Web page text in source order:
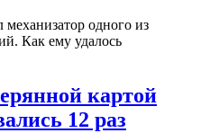
одного из
Как ему удалось
картой
12 раз